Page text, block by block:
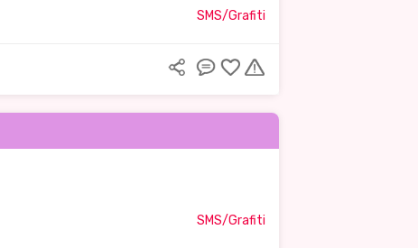
SMS/Grafiti
SMS/Grafiti